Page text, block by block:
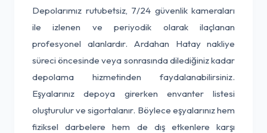
Depolarımız rutubetsiz, 7/24 güvenlik kameraları
ile izlenen ve periyodik olarak ilaçlanan
profesyonel alanlardır. Ardahan Hatay nakliye
süreci öncesinde veya sonrasında dilediğiniz kadar
depolama hizmetinden faydalanabilirsiniz.
Eşyalarınız depoya girerken envanter listesi
oluşturulur ve sigortalanır. Böylece eşyalarınız hem
fiziksel darbelere hem de dış etkenlere karşı